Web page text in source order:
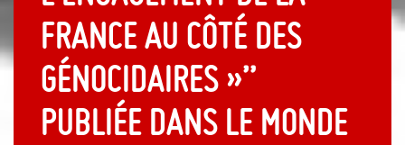
France au côté des
génocidaires »”
publiée dans Le Monde